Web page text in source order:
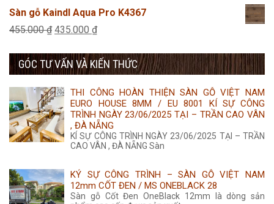
285.000 ₫.
gốc
là:
hiện
tại
435.000 ₫.
Sàn gỗ Kaindl Aqua Pro K4367
455.000₫ Giá
là:
435.000 ₫Giá
tại
435.000 ₫.
GÓC TƯ VẤN VÀ KIẾN THỨC
THI CÔNG HOÀN THIỆN SÀN GỖ VIỆT NAM
EURO HOUSE 8MM / EU 8001 KÍ SỰ CÔNG
TRÌNH NGÀY 23/06/2025 TẠI – TRẦN CAO VÂN
, ĐÀ NẴNG
KÍ SỰ CÔNG TRÌNH NGÀY 23/06/2025 TẠI – TRẦN
CAO VÂN , ĐÀ NẴNG Sàn
KÝ SỰ CÔNG TRÌNH – SÀN GỖ VIỆT NAM
12mm CỐT ĐEN / MS ONEBLACK 28
Sàn gỗ Cốt Đen OneBlack 12mm là dòng sản